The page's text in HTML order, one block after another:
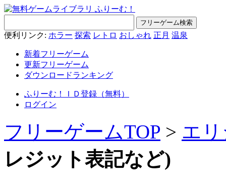
便利リンク: ホラー 探索 レトロ おしゃれ 正月 温泉
新着フリーゲーム
更新フリーゲーム
ダウンロードランキング
ふりーむ！ＩＤ登録（無料）
ログイン
フリーゲームTOP > エ
レジット表記など)